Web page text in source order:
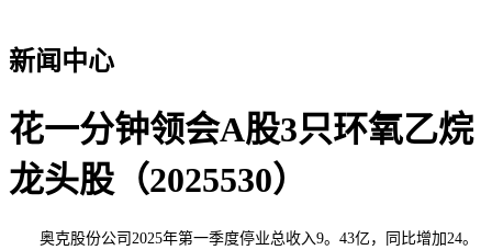
新闻中心
花一分钟领会A股3只环氧乙烷
龙头股（2025530）
奥克股份公司2025年第一季度停业总收入9。43亿，同比增加24。